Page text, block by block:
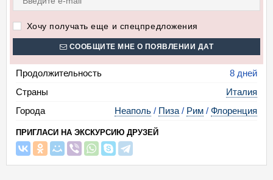
Хочу получать еще и спецпредложения
СООБЩИТЕ МНЕ О ПОЯВЛЕНИИ ДАТ
Продолжительность
8 дней
Страны
Италия
Города
Неаполь / Пиза / Рим / Флоренция
ПРИГЛАСИ НА ЭКСКУРСИЮ ДРУЗЕЙ